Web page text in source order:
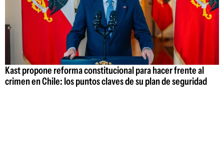
Kast propone reforma constitucional para hacer frente al
crimen en Chile: los puntos claves de su plan de seguridad